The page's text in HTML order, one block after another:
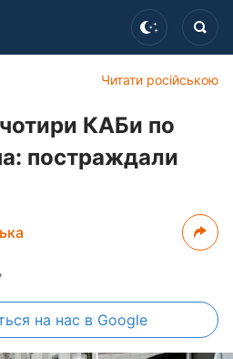
Читати російською
КАБи по
постраждали
на нас в Google